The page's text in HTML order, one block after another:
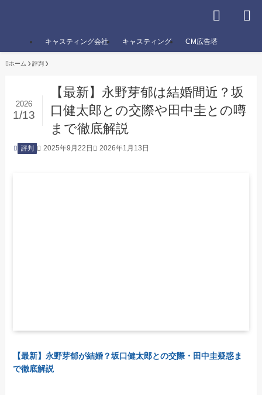
キャスティング会社 キャスティング CM広告塔
ホーム 評判
【最新】永野芽郁は結婚間近？坂
口健太郎との交際や田中圭との噂
まで徹底解説
2026
1/13
評判 2025年9月22日 2026年1月13日
【最新】永野芽郁が結婚？坂口健太郎との交際・田中圭疑惑ま
で徹底解説